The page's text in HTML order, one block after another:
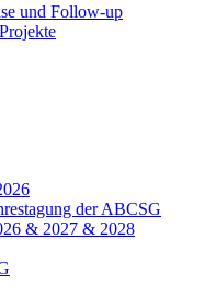
und Follow-up
der ABCSG
& 2027 & 2028